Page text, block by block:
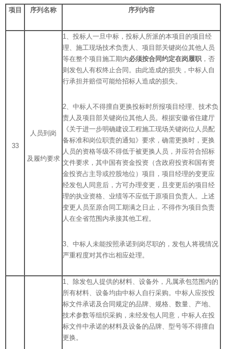
项目 序列名称 序列内容
33
人员到岗
及履约要求
1、投标人一旦中标，投标人所派的本项目的项目经
理、施工现场技术负责人、项目部关键岗位其他人员
等在整个项目施工期内必须按合同约定在岗履职 ，否
则发包人有权终止合同。由此造成的损失，中标人自
行承担并赔偿可能给招标人造成的损失。
2、中标人不得擅自更换投标时所报项目经理、技术负
责人及项目部关键岗位其他人员。根据安徽省住建厅
《关于进一步明确建设工程施工现场关键岗位人员配
备标准和岗位职责的通知》要求，确需更换时，更换
人员的资格等级不得低于被更换人员，并应符合招标
文件要求，其中国有资金投资（含政府投资和国有资
金投资占主导或控股地位）项目，项目经理的变更应
经发包人同意后，方可办理变更，且变更后的项目经
理的执业资格、业绩等不应低于原项目负责人。上述
变更人员至原合同工期满之日止，不得作为项目负责
人在全省范围内承接其他工程。
3、中标人未能按照承诺到岗尽职的，发包人将视情况
严重程度对其作出相应处理。
1、除发包人提供的材料、设备外，凡属承包范围内的
所有材料、设备均由中标人自行采购。中标人应按投
标文件承诺及合同规定的品牌、规格、数量、产地、
技术参数等组织采购，未经发包人同意，中标人在投
标文件中承诺的材料及设备的品牌、型号等不得擅自
更换。